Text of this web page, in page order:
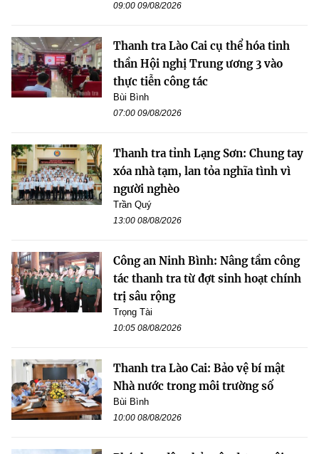
09:00 09/08/2026
Thanh tra Lào Cai cụ thể hóa tinh
thần Hội nghị Trung ương 3 vào
thực tiễn công tác
Bùi Bình
07:00 09/08/2026
Thanh tra tỉnh Lạng Sơn: Chung tay
xóa nhà tạm, lan tỏa nghĩa tình vì
người nghèo
Trần Quý
13:00 08/08/2026
Công an Ninh Bình: Nâng tầm công
tác thanh tra từ đợt sinh hoạt chính
trị sâu rộng
Trọng Tài
10:05 08/08/2026
Thanh tra Lào Cai: Bảo vệ bí mật
Nhà nước trong môi trường số
Bùi Bình
10:00 08/08/2026